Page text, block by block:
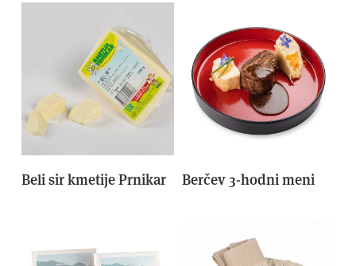
Beli sir kmetije Prnikar Berčev 3-hodni meni